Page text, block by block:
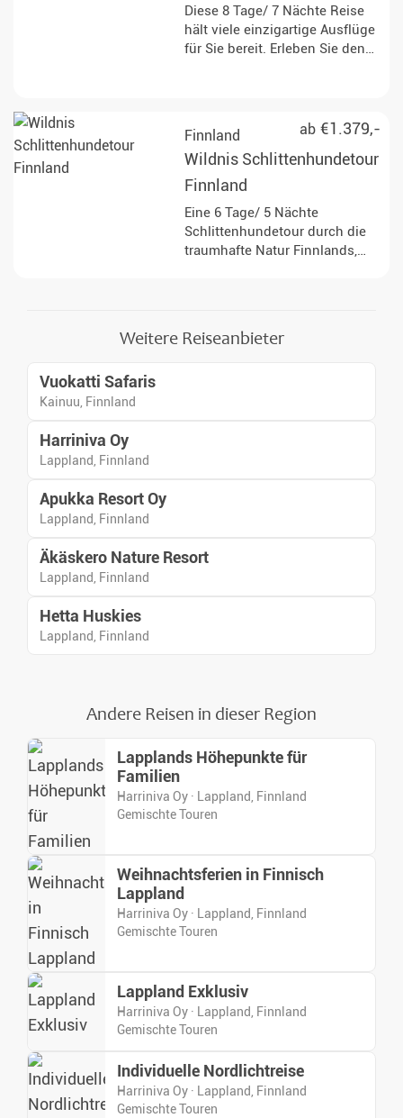
Wildnis Skandinaviens
entdecken.
Diese 8 Tage/ 7 Nächte Reise
hält viele einzigartige Ausflüge
für Sie bereit. Erleben Sie den
ab €1.379,-
Finnland
Wildnis Schlittenhundetour
Finnland
Eine 6 Tage/ 5 Nächte
Schlittenhundetour durch die
traumhafte Natur Finnlands,
Weitere Reiseanbieter
Vuokatti Safaris
Kainuu, Finnland
Harriniva Oy
Lappland, Finnland
Apukka Resort Oy
Lappland, Finnland
Äkäskero Nature Resort
Lappland, Finnland
Hetta Huskies
Lappland, Finnland
Andere Reisen in dieser Region
Lapplands Höhepunkte für
Familien
Harriniva Oy · Lappland, Finnland
Gemischte Touren
Weihnachtsferien in Finnisch
Lappland
Harriniva Oy · Lappland, Finnland
Gemischte Touren
Lappland Exklusiv
Harriniva Oy · Lappland, Finnland
Gemischte Touren
Individuelle Nordlichtreise
Harriniva Oy · Lappland, Finnland
Gemischte Touren